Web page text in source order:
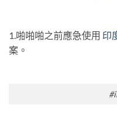
1.啪啪啪之前應急使用 印
案。